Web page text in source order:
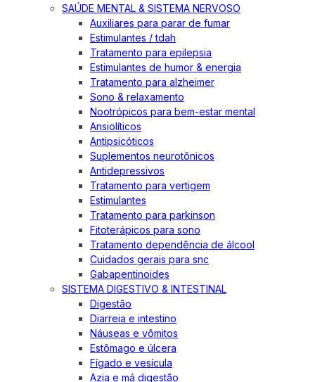
SAÚDE MENTAL & SISTEMA NERVOSO
Auxiliares para parar de fumar
Estimulantes / tdah
Tratamento para epilepsia
Estimulantes de humor & energia
Tratamento para alzheimer
Sono & relaxamento
Nootrópicos para bem-estar mental
Ansiolíticos
Antipsicóticos
Suplementos neurotônicos
Antidepressivos
Tratamento para vertigem
Estimulantes
Tratamento para parkinson
Fitoterápicos para sono
Tratamento dependência de álcool
Cuidados gerais para snc
Gabapentinoides
SISTEMA DIGESTIVO & INTESTINAL
Digestão
Diarreia e intestino
Náuseas e vômitos
Estômago e úlcera
Fígado e vesícula
Azia e má digestão